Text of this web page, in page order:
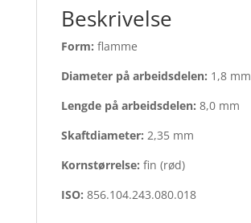
Beskrivelse
Form: flamme
Diameter på arbeidsdelen: 1,8 mm
Lengde på arbeidsdelen: 8,0 mm
Skaftdiameter: 2,35 mm
Kornstørrelse: fin (rød)
ISO: 856.104.243.080.018